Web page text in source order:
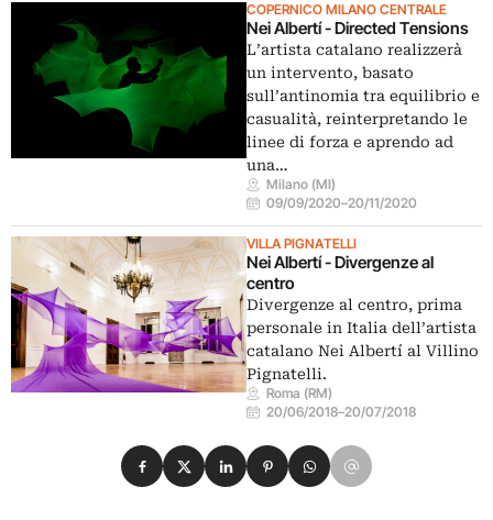
COPERNICO MILANO CENTRALE
Nei Albertí - Directed Tensions
L’artista catalano realizzerà
un intervento, basato
sull’antinomia tra equilibrio e
casualità, reinterpretando le
linee di forza e aprendo ad
una…
Milano (MI)
09/09/2020–20/11/2020
VILLA PIGNATELLI
Nei Albertí - Divergenze al
centro
Divergenze al centro, prima
personale in Italia dell’artista
catalano Nei Albertí al Villino
Pignatelli.
Roma (RM)
20/06/2018–20/07/2018
Condividi su Facebook
Condividi su X
Condividi su LinkedIn
Condividi su Pinterest
Condividi su WhatsApp
Condividi su Email